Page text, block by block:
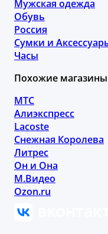
Мужская одежда
Обувь
Россия
Сумки и
Часы
Похожие магазины
МТС
Алиэкспресс
Lacoste
Снежная Королева
Литрес
Он и Она
М.Видео
Ozon.ru